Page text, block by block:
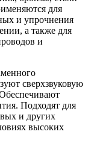
для
и упрочнения
а также для
и
сверхзвуковую
Подходят для
и других
высоких